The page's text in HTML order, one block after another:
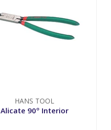
HANS TOOL
Alicate 90º Interior